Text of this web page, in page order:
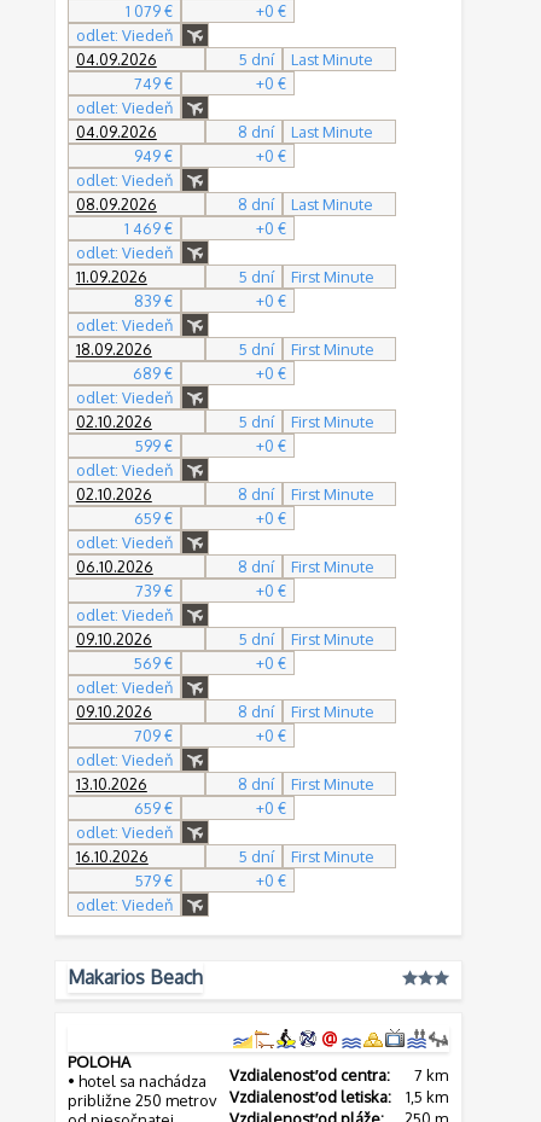
1 079 €
+0 €
odlet: Viedeň
04.09.2026
5 dní
Last Minute
749 €
+0 €
odlet: Viedeň
04.09.2026
8 dní
Last Minute
949 €
+0 €
odlet: Viedeň
08.09.2026
8 dní
Last Minute
1 469 €
+0 €
odlet: Viedeň
11.09.2026
5 dní
First Minute
839 €
+0 €
odlet: Viedeň
18.09.2026
5 dní
First Minute
689 €
+0 €
odlet: Viedeň
02.10.2026
5 dní
First Minute
599 €
+0 €
odlet: Viedeň
02.10.2026
8 dní
First Minute
659 €
+0 €
odlet: Viedeň
06.10.2026
8 dní
First Minute
739 €
+0 €
odlet: Viedeň
09.10.2026
5 dní
First Minute
569 €
+0 €
odlet: Viedeň
09.10.2026
8 dní
First Minute
709 €
+0 €
odlet: Viedeň
13.10.2026
8 dní
First Minute
659 €
+0 €
odlet: Viedeň
16.10.2026
5 dní
First Minute
579 €
+0 €
odlet: Viedeň
Makarios Beach
Vzdialenosť od centra:
7 km
Vzdialenosť od letiska:
1,5 km
POLOHA
• hotel sa nachádza
približne 250 metrov